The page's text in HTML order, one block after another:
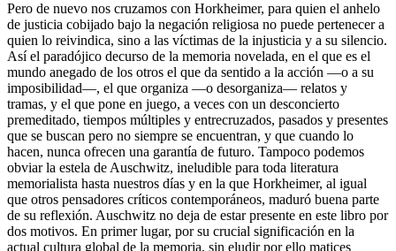
Pero de nuevo nos cruzamos con Horkheimer, para quien el anhelo
de justicia cobijado bajo la negación religiosa no puede pertenecer a
quien lo reivindica, sino a las víctimas de la injusticia y a su silencio.
Así el paradójico decurso de la memoria novelada, en el que es el
mundo anegado de los otros el que da sentido a la acción —o a su
imposibilidad—, el que organiza —o desorganiza— relatos y
tramas, y el que pone en juego, a veces con un desconcierto
premeditado, tiempos múltiples y entrecruzados, pasados y presentes
que se buscan pero no siempre se encuentran, y que cuando lo
hacen, nunca ofrecen una garantía de futuro. Tampoco podemos
obviar la estela de Auschwitz, ineludible para toda literatura
memorialista hasta nuestros días y en la que Horkheimer, al igual
que otros pensadores críticos contemporáneos, maduró buena parte
de su reflexión. Auschwitz no deja de estar presente en este libro por
dos motivos. En primer lugar, por su crucial significación en la
actual cultura global de la memoria, sin eludir por ello matices